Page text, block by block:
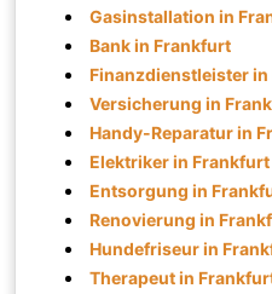
Gasinstallation in
Bank in Frankfurt
Finanzdienstleister
Versicherung in
Handy-Reparatur in
Elektriker in Frankfurt
Entsorgung in
Renovierung in
Hundefriseur in
Therapeut in